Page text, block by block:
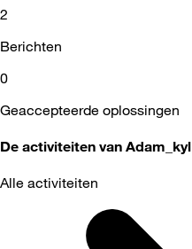
2
Berichten
0
Geaccepteerde oplossingen
De activiteiten van Adam_kyl
Alle activiteiten